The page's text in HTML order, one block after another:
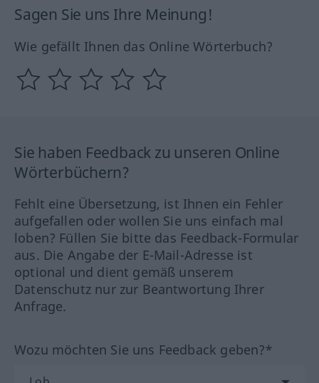
Sagen Sie uns Ihre Meinung!
Wie gefällt Ihnen das Online Wörterbuch?
Sie haben Feedback zu unseren Online
Wörterbüchern?
Fehlt eine Übersetzung, ist Ihnen ein Fehler
aufgefallen oder wollen Sie uns einfach mal
loben? Füllen Sie bitte das Feedback-Formular
aus. Die Angabe der E-Mail-Adresse ist
optional und dient gemäß unserem
Datenschutz nur zur Beantwortung Ihrer
Anfrage.
Wozu möchten Sie uns Feedback geben?*